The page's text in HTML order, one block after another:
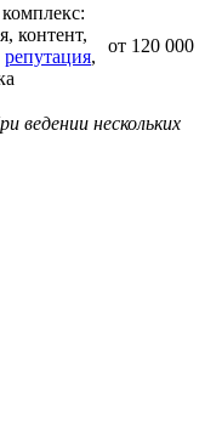
контент,
репутация,
от 120 000
ведении нескольких